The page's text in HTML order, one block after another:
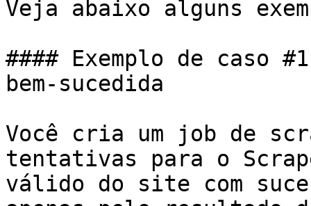
Veja abaixo alguns
#### Exemplo de caso
bem-sucedida
Você cria um job de
tentativas para o
válido do site com